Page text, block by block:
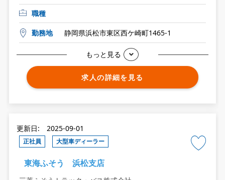
職種
勤務地 静岡県浜松市東区西ケ崎町1465-1
もっと見る
求人の詳細を見る
更新日: 2025-09-01
正社員 大型車ディーラー
東海ふそう 浜松支店